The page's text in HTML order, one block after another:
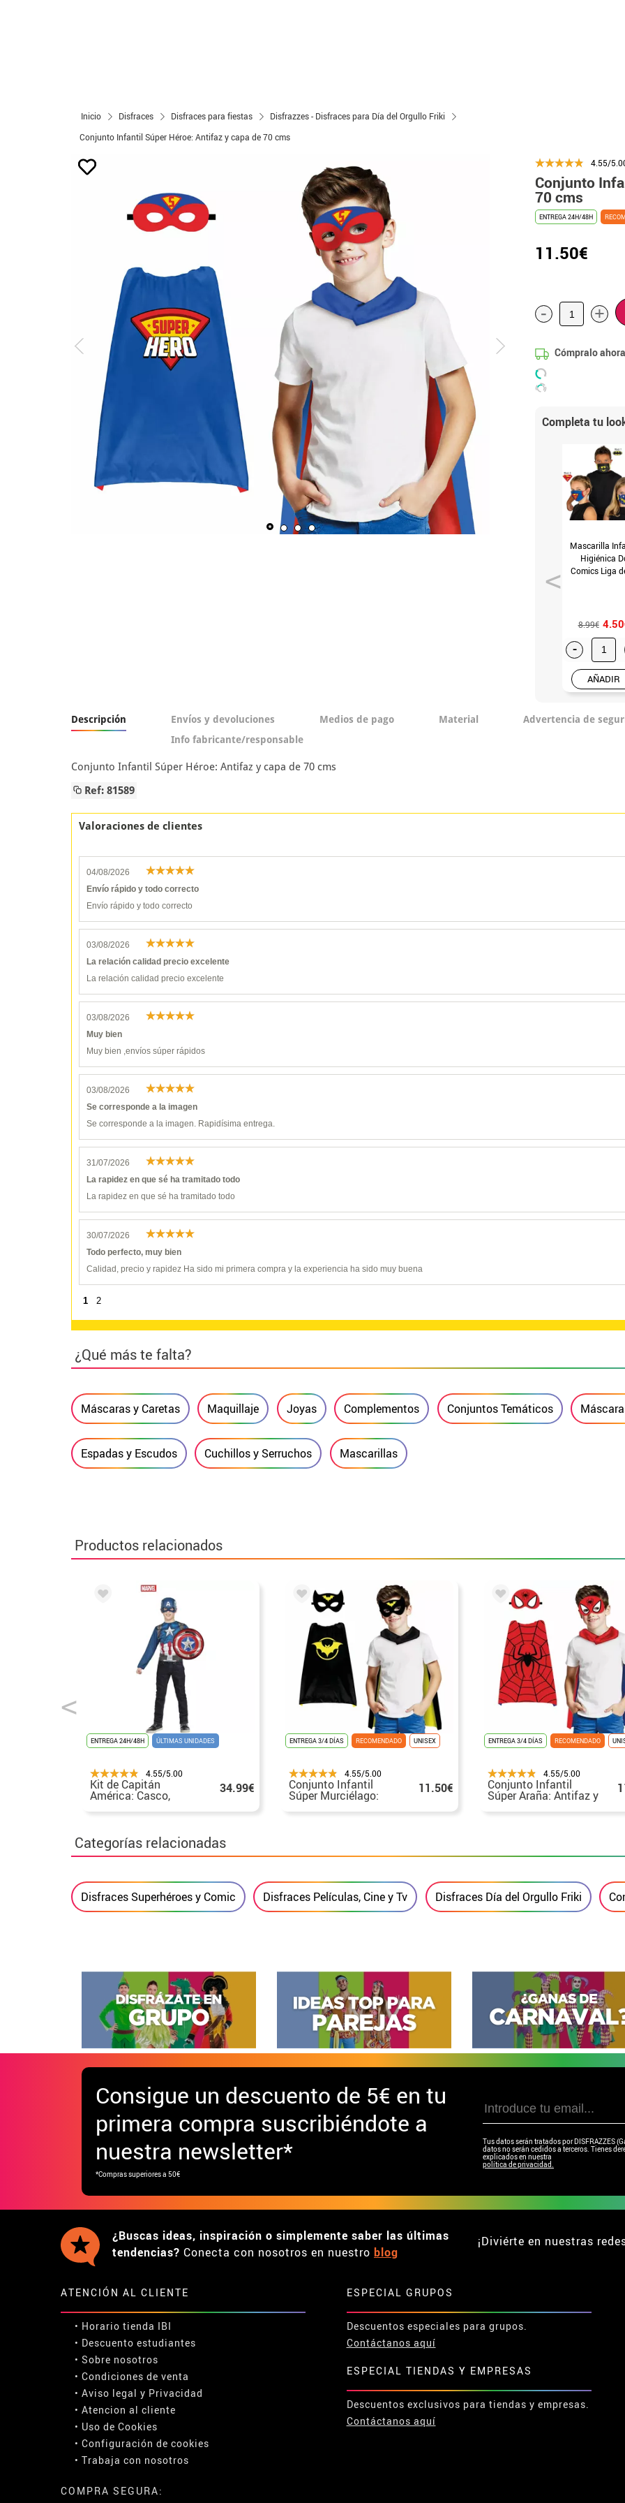
Inicio Disfraces Disfraces para fiestas
Disfrazzes - Disfraces para Día del Orgullo Friki
Conjunto Infantil Súper Héroe: Antifaz y capa de 70 cms
4.55/
Conjunto
70 cms
ENTREGA 24H/48H
11.50€
- +
Cómpralo
Completa tu
Mascarilla
Higiénica
Comics Liga
8.99€
-
AÑADIR
Descripción Envíos y devoluciones Medios de pago Material
Advertencia de
Info fabricante/responsable
Conjunto Infantil Súper Héroe: Antifaz y capa de 70 cms
Ref: 81589
Valoraciones de clientes
04/08/2026
Envío rápido y todo correcto
Envío rápido y todo correcto
03/08/2026
La relación calidad precio excelente
La relación calidad precio excelente
03/08/2026
Muy bien
Muy bien ,envíos súper rápidos
03/08/2026
Se corresponde a la imagen
Se corresponde a la imagen. Rapidísima entrega.
31/07/2026
La rapidez en que sé ha tramitado todo
La rapidez en que sé ha tramitado todo
30/07/2026
Todo perfecto, muy bien
Calidad, precio y rapidez Ha sido mi primera compra y la experiencia ha sido muy buena
1 2
¿Qué más te falta?
Máscaras y Caretas Maquillaje Joyas Complementos Conjuntos Temáticos
Espadas y Escudos Cuchillos y Serruchos Mascarillas
Productos relacionados
ENTREGA 24H/48H ÚLTIMAS UNIDADES
4.55/5.00
Kit de Capitán
América: Casco,
Pecho y Escudo en
caja
34.99€
ENTREGA 3/4 DÍAS RECOMENDADO UNISEX
4.55/5.00
Conjunto Infantil
Súper Murciélago:
Antifaz y capa de 70
cms
11.50€
ENTREGA 3/4 DÍAS RECOMENDADO
4.55/5.00
Conjunto Infantil
Súper Araña: Antifaz y
capa de 70 cms
Categorías relacionadas
Disfraces Superhéroes y Comic Disfraces Películas, Cine y Tv Disfraces Día del Orgullo Friki
Consigue un descuento de 5€ en tu
primera compra suscribiéndote a
nuestra newsletter*
*Compras superiores a 50€
Tus datos serán tratados por DISFRAZZES
datos no serán cedidos a terceros. Tienes
explicados en nuestra
política de privacidad.
¿Buscas ideas, inspiración o simplemente saber las últimas
tendencias? Conecta con nosotros en nuestro blog
¡Diviérte en nuestras
ATENCIÓN AL CLIENTE
• Horario tienda IBI
• Descuento estudiantes
• Sobre nosotros
• Condiciones de venta
• Aviso legal y Privacidad
• Atencion al cliente
• Uso de Cookies
• Configuración de cookies
• Trabaja con nosotros
ESPECIAL GRUPOS
Descuentos especiales para grupos.
Contáctanos aquí
ESPECIAL TIENDAS Y EMPRESAS
Descuentos exclusivos para tiendas y empresas.
Contáctanos aquí
COMPRA SEGURA: